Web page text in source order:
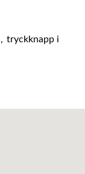
, tryckknapp i